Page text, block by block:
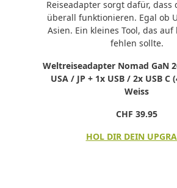
Reiseadapter sorgt dafür, dass
überall funktionieren. Egal ob
Asien. Ein kleines Tool, das auf
fehlen sollte.
Weltreiseadapter Nomad GaN
USA / JP + 1x USB / 2x USB C
Weiss
CHF 39.95
HOL DIR DEIN